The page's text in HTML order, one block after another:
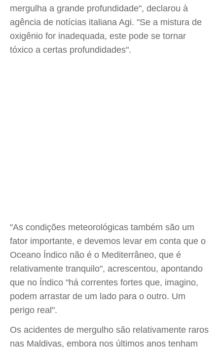
mergulha a grande profundidade", declarou à
agência de notícias italiana Agi. "Se a mistura de
oxigênio for inadequada, este pode se tornar
tóxico a certas profundidades".
"As condições meteorológicas também são um
fator importante, e devemos levar em conta que o
Oceano Índico não é o Mediterrâneo, que é
relativamente tranquilo", acrescentou, apontando
que no Índico "há correntes fortes que, imagino,
podem arrastar de um lado para o outro. Um
perigo real".
Os acidentes de mergulho são relativamente raros
nas Maldivas, embora nos últimos anos tenham